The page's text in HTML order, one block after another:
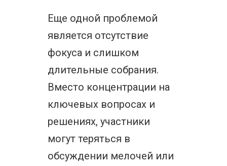
Еще одной проблемой
является отсутствие
фокуса и слишком
длительные собрания.
Вместо концентрации на
ключевых вопросах и
решениях, участники
могут теряться в
обсуждении мелочей или